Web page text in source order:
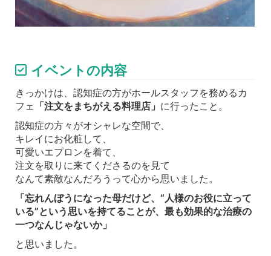
イベントの内容
きっかけは、認知症の方がホールスタッフを務めるカ
フェ 「注文をまちがえる料理店」 に行ったこと。
認知症の方々がオシャレな空間で、
キレイにお化粧して、
可愛いエプロンを着て、
注文を取りに来てくださるのを見て
なんて素敵なんだろうって心から思いました。
「忘れんぼうになった母だけど、“人様のお役に立って
いる”という思いを持てることが、最も効果的な治療の
一つなんじゃないか」
と思いました。